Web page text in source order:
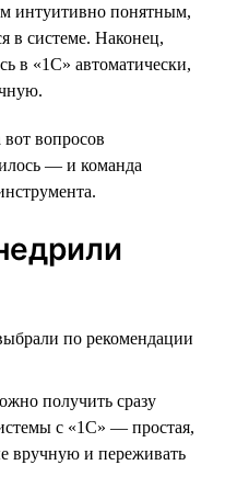
интуитивно понятным,
в системе. Наконец,
в «1С» автоматически,
вопросов
— и команда
по рекомендации
получить сразу
с «1С» — простая,
вручную и переживать